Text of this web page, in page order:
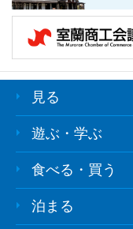
見る
遊ぶ・学ぶ
食べる・買う
泊まる